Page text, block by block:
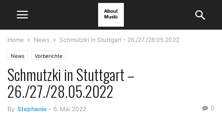
Home News Schmutzki in Stuttgart – 26./27./28.05.2022
News Vorberichte
Schmutzki in Stuttgart –
26./27./28.05.2022
By Stephanie - 6. Mai 2022 0